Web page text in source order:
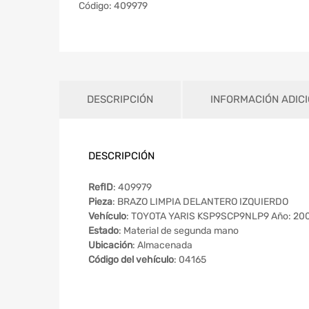
Código: 409979
DESCRIPCIÓN INFORMACIÓN
DESCRIPCIÓN
RefID: 409979
Pieza: BRAZO LIMPIA DELANTERO IZQUIERDO
Vehículo: TOYOTA YARIS KSP9SCP9NLP9 Año:
Estado: Material de segunda mano
Ubicación: Almacenada
Código del vehículo: 04165